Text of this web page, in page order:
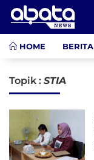
HOME BERITA
Topik : STIA